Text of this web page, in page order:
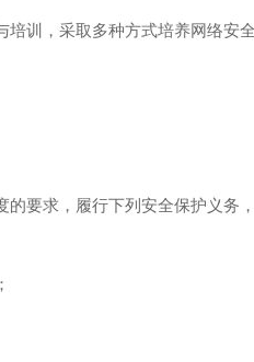
训，采取多种方式培养网络安全
要求，履行下列安全保护义务